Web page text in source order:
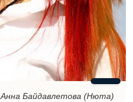
Анна Байдавлетова (Нюта)